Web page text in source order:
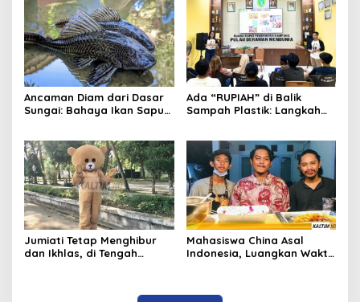
Lama Dibiarkan
Ancaman Diam dari Dasar
Sungai: Bahaya Ikan Sapu-
Ada “RUPIAH” di Balik
Sampah Plastik: Langkah
Laut
Jumiati Tetap Menghibur
dan Ikhlas, di Tengah
Mahasiswa China Asal
Indonesia, Luangkan Waktu